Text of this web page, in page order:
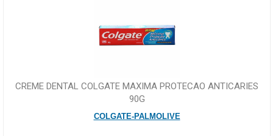
CREME DENTAL COLGATE MAXIMA PROTECAO ANTICARIES
90G
COLGATE-PALMOLIVE